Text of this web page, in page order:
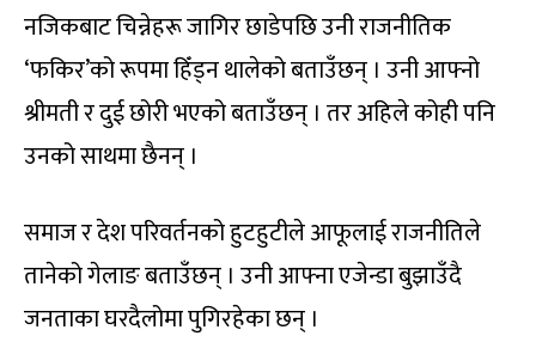
नजिकबाट चिन्नेहरू जागिर छाडेपछि उनी राजनीतिक
‘फकिर’को रूपमा हिँड्न थालेको बताउँछन् । उनी आफ्नो
श्रीमती र दुई छोरी भएको बताउँछन् । तर अहिले कोही पनि
उनको साथमा छैनन् ।
समाज र देश परिवर्तनको हुटहुटीले आफूलाई राजनीतिले
तानेको गेलाङ बताउँछन् । उनी आफ्ना एजेन्डा बुझाउँदै
जनताका घरदैलोमा पुगिरहेका छन् ।